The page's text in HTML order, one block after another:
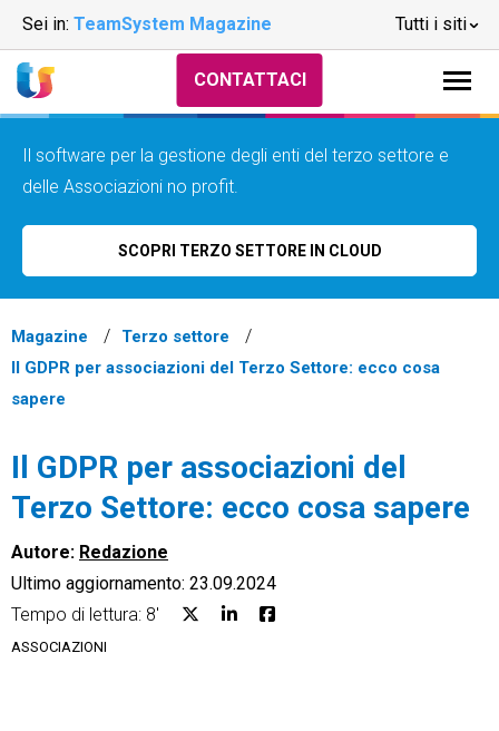
Sei in: TeamSystem Magazine Tutti i siti
CRM
CONTATTACI
Il software per la gestione degli enti del terzo settore e
delle Associazioni no profit.
SCOPRI TERZO SETTORE IN CLOUD
Magazine
Terzo settore
Il GDPR per associazioni del Terzo Settore: ecco cosa
sapere
Il GDPR per associazioni del
Terzo Settore: ecco cosa sapere
Autore: Redazione
Ultimo aggiornamento: 23.09.2024
Tempo di lettura: 8'
ASSOCIAZIONI